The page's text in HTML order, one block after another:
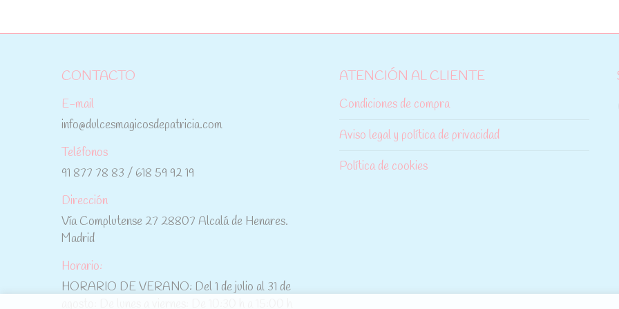
CONTACTO
E-mail
info@dulcesmagicosdepatricia.com
Teléfonos
91 877 78 83 / 618 59 92 19
Dirección
Vía Complutense 27 28807 Alcalá de Henares.
Madrid
Horario:
HORARIO DE VERANO: Del 1 de julio al 31 de
ATENCIÓN AL CLIENTE
Condiciones de compra
Aviso legal y política de privacidad
Política de cookies